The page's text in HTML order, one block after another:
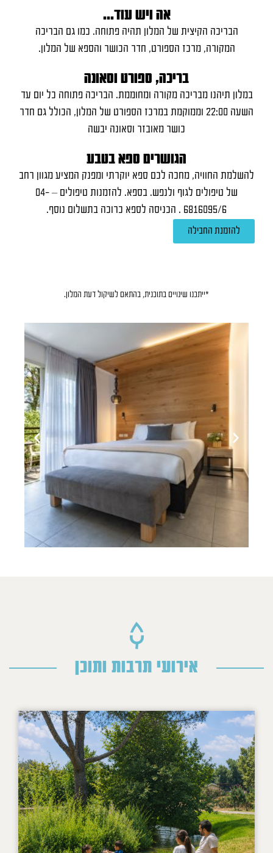
אה ויש עוד...
הבריכה הקיצית של המלון תהיה פתוחה. כמו גם הבריכה
המקורה, מרכז הספורט, חדר הכושר והספא של המלון.
בריכה, ספורט וסאונה
במלון תיהנו מבריכה מקורה ומחוממת. הבריכה פתוחה כל יום עד
השעה 22:00 וממוקמת במרכז הספורט של המלון, הכולל גם חדר
כושר מאובזר וסאונה יבשה
הגושרים ספא בטבע
להשלמת החוויה, מחכה לכם ספא יוקרתי ומפנק המציע מגוון רחב
של טיפולים לגוף ולנפש. בספא. להזמנות טיפולים – 04-
6816095/6 . הכניסה לספא כרוכה בתשלום נוסף.
להזמנת החבילה
*ייתכנו שינויים בתוכנית, בהתאם לשיקול דעת המלון.
אירועי תרבות ותוכן